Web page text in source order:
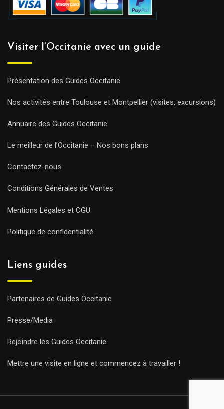
Visiter l’Occitanie avec un guide
Présentation des Guides Occitanie
Nos activités entre Toulouse et Montpellier (visites, excursions)
Annuaire des Guides Occitanie
Le meilleur de l’Occitanie – Nos bons plans
Contactez-nous
Conditions Générales de Ventes
Mentions Légales et CGU
Politique de confidentialité
Liens guides
Partenaires de Guides Occitanie
Presse/Media
Rejoindre les Guides Occitanie
Mettre une visite en ligne et commencez à travailler !